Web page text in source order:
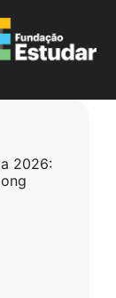
2026: